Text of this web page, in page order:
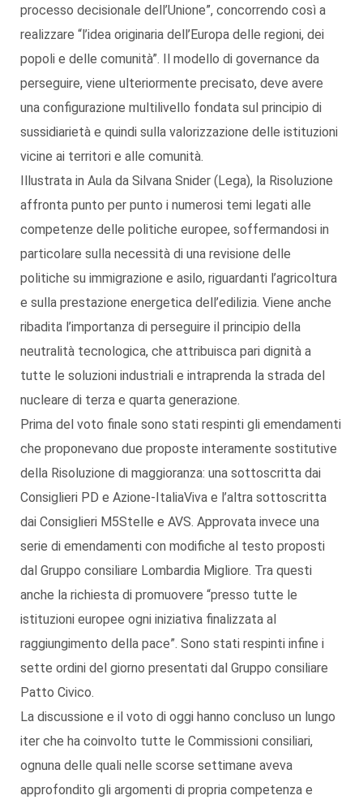
processo decisionale dell’Unione”, concorrendo così a
realizzare “l’idea originaria dell’Europa delle regioni, dei
popoli e delle comunità”. Il modello di governance da
perseguire, viene ulteriormente precisato, deve avere
una configurazione multilivello fondata sul principio di
sussidiarietà e quindi sulla valorizzazione delle istituzioni
vicine ai territori e alle comunità.
Illustrata in Aula da Silvana Snider (Lega), la Risoluzione
affronta punto per punto i numerosi temi legati alle
competenze delle politiche europee, soffermandosi in
particolare sulla necessità di una revisione delle
politiche su immigrazione e asilo, riguardanti l’agricoltura
e sulla prestazione energetica dell’edilizia. Viene anche
ribadita l’importanza di perseguire il principio della
neutralità tecnologica, che attribuisca pari dignità a
tutte le soluzioni industriali e intraprenda la strada del
nucleare di terza e quarta generazione.
Prima del voto finale sono stati respinti gli emendamenti
che proponevano due proposte interamente sostitutive
della Risoluzione di maggioranza: una sottoscritta dai
Consiglieri PD e Azione-ItaliaViva e l’altra sottoscritta
dai Consiglieri M5Stelle e AVS. Approvata invece una
serie di emendamenti con modifiche al testo proposti
dal Gruppo consiliare Lombardia Migliore. Tra questi
anche la richiesta di promuovere “presso tutte le
istituzioni europee ogni iniziativa finalizzata al
raggiungimento della pace”. Sono stati respinti infine i
sette ordini del giorno presentati dal Gruppo consiliare
Patto Civico.
La discussione e il voto di oggi hanno concluso un lungo
iter che ha coinvolto tutte le Commissioni consiliari,
ognuna delle quali nelle scorse settimane aveva
approfondito gli argomenti di propria competenza e